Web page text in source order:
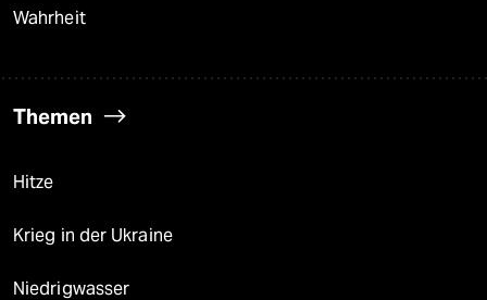
Wahrheit
Themen
Hitze
Krieg in der Ukraine
Niedrigwasser